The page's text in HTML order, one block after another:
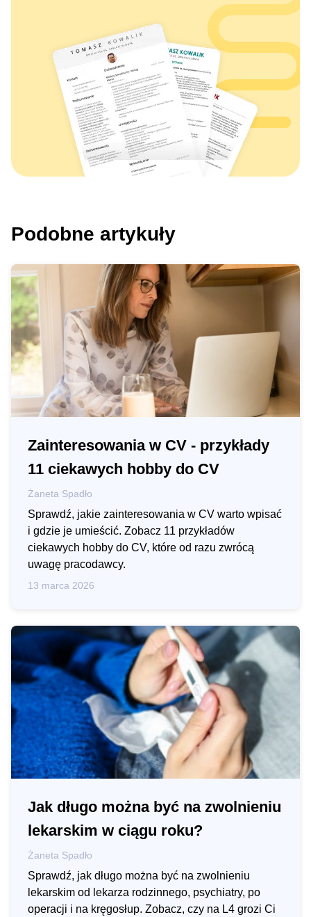
Podobne artykuły
Zainteresowania w CV - przykłady
11 ciekawych hobby do CV
Żaneta Spadło
Sprawdź, jakie zainteresowania w CV warto wpisać
i gdzie je umieścić. Zobacz 11 przykładów
ciekawych hobby do CV, które od razu zwrócą
uwagę pracodawcy.
13 marca 2026
Jak długo można być na zwolnieniu
lekarskim w ciągu roku?
Żaneta Spadło
Sprawdź, jak długo można być na zwolnieniu
lekarskim od lekarza rodzinnego, psychiatry, po
operacji i na kręgosłup. Zobacz, czy na L4 grozi Ci